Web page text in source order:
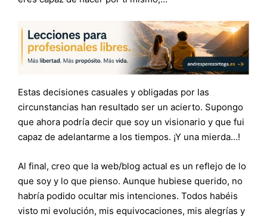
Estas decisiones casuales y obligadas por las
circunstancias han resultado ser un acierto. Supongo
que ahora podría decir que soy un visionario y que fui
capaz de adelantarme a los tiempos. ¡Y una mierda…!
Al final, creo que la web/blog actual es un reflejo de lo
que soy y lo que pienso. Aunque hubiese querido, no
habría podido ocultar mis intenciones. Todos habéis
visto mi evolución, mis equivocaciones, mis alegrías y